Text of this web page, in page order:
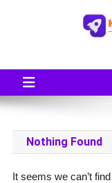
Nothing Found
It seems we can’t